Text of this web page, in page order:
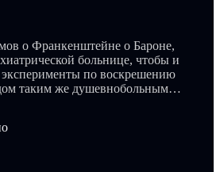
о Франкенштейне о Бароне,
больнице, чтобы и
эксперименты по воскрешению
таким же душевнобольным